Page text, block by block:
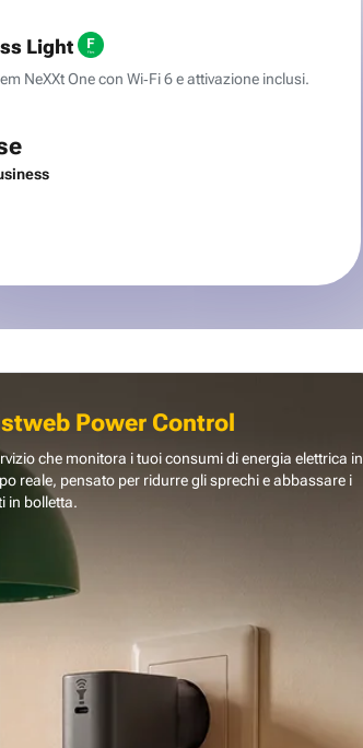
Light
NeXXt One con Wi‑Fi 6 e attivazione inclusi.
Power Control
che monitora i tuoi consumi di energia elettrica in
reale, pensato per ridurre gli sprechi e abbassare i
in bolletta.